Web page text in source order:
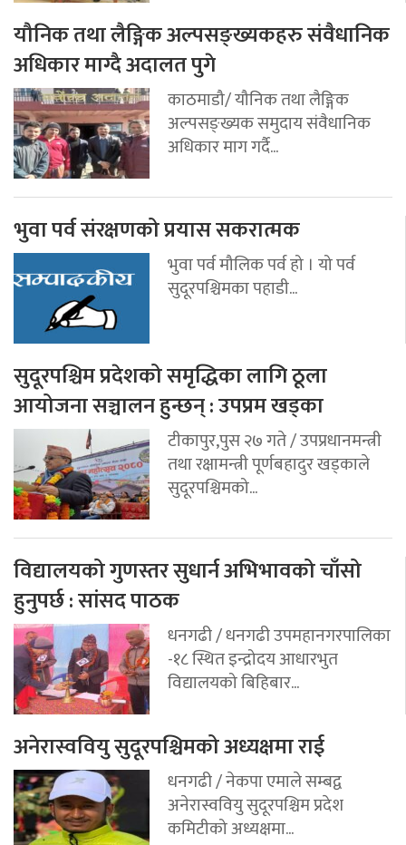
यौनिक तथा लैङ्गिक अल्पसङ्ख्यकहरु संवैधानिक
अधिकार माग्दै अदालत पुगे
काठमाडौ/ यौनिक तथा लैङ्गिक
अल्पसङ्ख्यक समुदाय संवैधानिक
अधिकार माग गर्दै...
भुवा पर्व संरक्षणको प्रयास सकरात्मक
भुवा पर्व मौलिक पर्व हो । यो पर्व
सुदूरपश्चिमका पहाडी...
सुदूरपश्चिम प्रदेशको समृद्धिका लागि ठूला
आयोजना सञ्चालन हुन्छन् : उपप्रम खड्का
टीकापुर,पुस २७ गते / उपप्रधानमन्त्री
तथा रक्षामन्त्री पूर्णबहादुर खड्काले
सुदूरपश्चिमको...
विद्यालयको गुणस्तर सुधार्न अभिभावको चाँसो
हुनुपर्छ : सांसद पाठक
धनगढी / धनगढी उपमहानगरपालिका
-१८ स्थित इन्द्रोदय आधारभुत
विद्यालयको बिहिबार...
अनेरास्ववियु सुदूरपश्चिमको अध्यक्षमा राई
धनगढी / नेकपा एमाले सम्बद्व
अनेरास्ववियु सुदूरपश्चिम प्रदेश
कमिटीको अध्यक्षमा...